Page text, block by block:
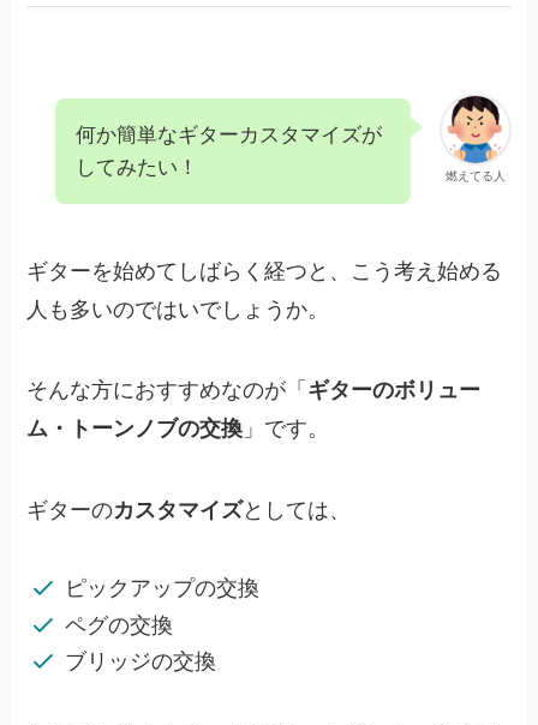
燃えてる人
何か簡単なギターカスタマイズが
してみたい！
ギターを始めてしばらく経つと、こう考え始める
人も多いのではいでしょうか。
そんな方におすすめなのが「 ギターのボリュー
ム・トーンノブの交換 」です。
ギターのカスタマイズとしては、
ピックアップの交換
ペグの交換
ブリッジの交換